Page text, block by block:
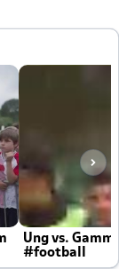
Ung vs.
#football